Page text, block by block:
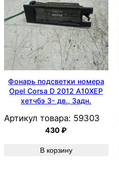
Фонарь подсветки номера
Opel Corsa D 2012 A10XEP
хетчбэ 3- дв., Задн.
Артикул товара: 59303
430₽
В корзину